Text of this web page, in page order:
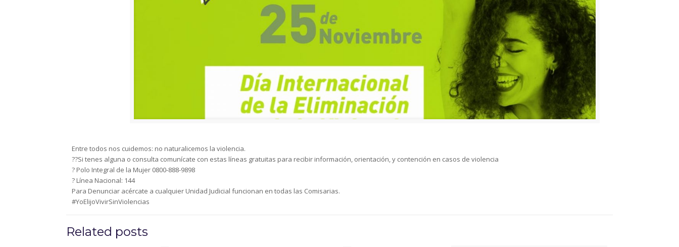
Entre todos nos cuidemos: no naturalicemos la violencia.
??Si tenes alguna o consulta comunícate con estas líneas gratuitas para recibir información, orientación, y contención en casos de violencia
? Polo Integral de la Mujer 0800-888-9898
? Línea Nacional: 144
Para Denunciar acércate a cualquier Unidad Judicial funcionan en todas las Comisarias.
#YoElijoVivirSinViolencias
Related posts